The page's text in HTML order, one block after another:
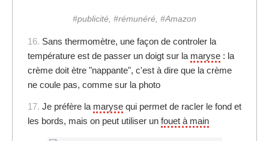
#publicité, #rémunéré, #Amazon
16. Sans thermomètre, une façon de controler la
température est de passer un doigt sur la maryse : la
crème doit ètre "nappante", c'est à dire que la crème
ne coule pas, comme sur la photo
17. Je préfère la maryse qui permet de racler le fond et
les bords, mais on peut utiliser un fouet à main